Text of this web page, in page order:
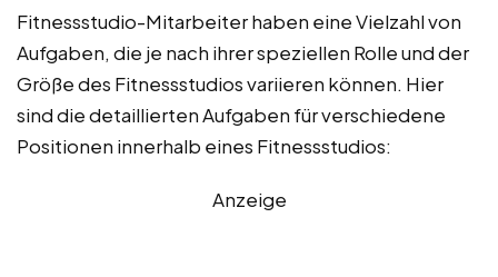
Fitnessstudio-Mitarbeiter haben eine Vielzahl von
Aufgaben, die je nach ihrer speziellen Rolle und der
Größe des Fitnessstudios variieren können. Hier
sind die detaillierten Aufgaben für verschiedene
Positionen innerhalb eines Fitnessstudios:
Anzeige